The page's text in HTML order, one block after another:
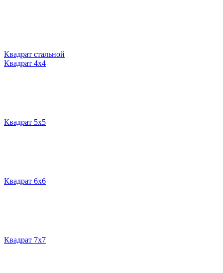
Квадрат стальной
Квадрат 4х4
Квадрат 5х5
Квадрат 6х6
Квадрат 7х7